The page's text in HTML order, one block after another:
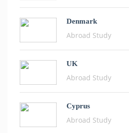
Denmark
Abroad Study
UK
Abroad Study
Cyprus
Abroad Study